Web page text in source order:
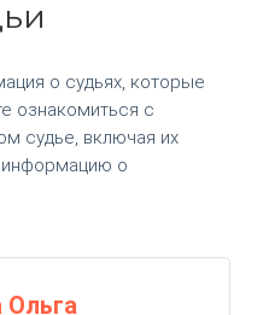
о судьях, которые
ознакомиться с
судье, включая их
о
Ольга